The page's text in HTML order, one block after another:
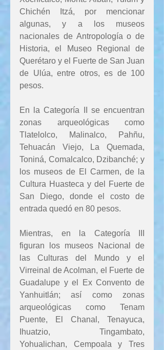
Chichén Itzá, por mencionar
algunas, y a los museos
nacionales de Antropología o de
Historia, el Museo Regional de
Querétaro y el Fuerte de San Juan
de Ulúa, entre otros, es de 100
pesos.
En la Categoría II se encuentran
zonas arqueológicas como
Tlatelolco, Malinalco, Pahñu,
Tehuacán Viejo, La Quemada,
Toniná, Comalcalco, Dzibanché; y
los museos de El Carmen, de la
Cultura Huasteca y del Fuerte de
San Diego, donde el costo de
entrada quedó en 80 pesos.
Mientras, en la Categoría III
figuran los museos Nacional de
las Culturas del Mundo y el
Virreinal de Acolman, el Fuerte de
Guadalupe y el Ex Convento de
Yanhuitlán; así como zonas
arqueológicas como Tenam
Puente, El Chanal, Tenayuca,
Ihuatzio, Tingambato,
Yohualichan, Cempoala y Tres